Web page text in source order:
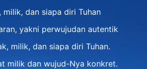
milik, dan siapa diri Tuhan
yakni perwujudan autentik
milik, dan siapa diri Tuhan.
milik dan wujud-Nya konkret.